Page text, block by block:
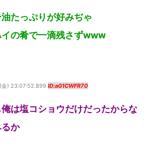
たっぷりが好みぢゃ
の肴で一滴残さずwww
) 23:07:52.899 ID:aG1CWFR70
は塩コショウだけだったからな
か